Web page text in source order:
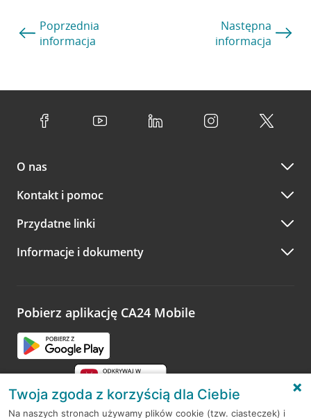
Poprzednia
informacja
Następna
informacja
O nas
Kontakt i pomoc
Przydatne linki
Informacje i dokumenty
Pobierz aplikację CA24 Mobile
Twoja zgoda z korzyścią dla Ciebie
Na naszych stronach używamy plików cookie (tzw. ciasteczek) i